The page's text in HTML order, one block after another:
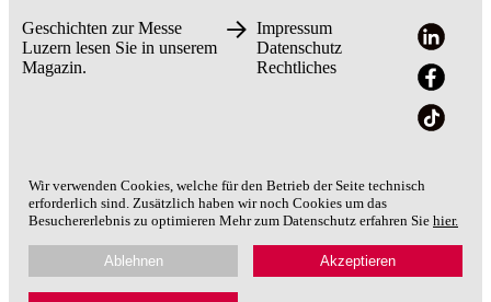
Geschichten zur Messe
Luzern lesen Sie in unserem
Magazin.
Impressum
Datenschutz
Rechtliches
Wir verwenden Cookies, welche für den Betrieb der Seite technisch
erforderlich sind. Zusätzlich haben wir noch Cookies um das
Besuchererlebnis zu optimieren Mehr zum Datenschutz erfahren Sie hier.
Ablehnen Akzeptieren